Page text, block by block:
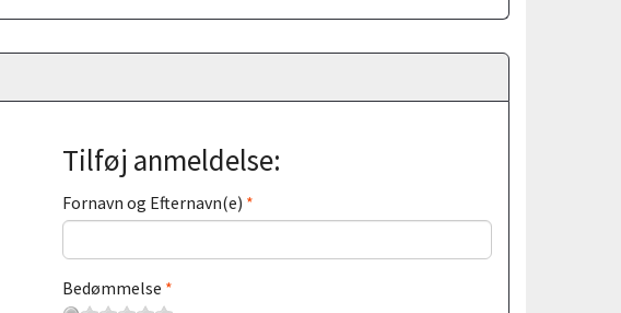
Tilføj anmeldelse:
Fornavn og Efternavn(e)
Bedømmelse